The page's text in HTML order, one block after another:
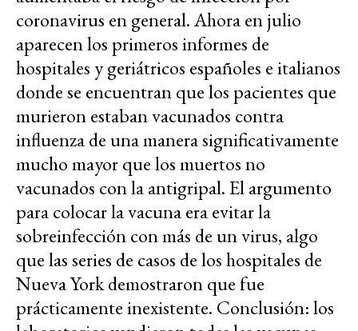
coronavirus en general. Ahora en julio
aparecen los primeros informes de
hospitales y geriátricos españoles e italianos
donde se encuentran que los pacientes que
murieron estaban vacunados contra
influenza de una manera significativamente
mucho mayor que los muertos no
vacunados con la antigripal. El argumento
para colocar la vacuna era evitar la
sobreinfección con más de un virus, algo
que las series de casos de los hospitales de
Nueva York demostraron que fue
prácticamente inexistente. Conclusión: los